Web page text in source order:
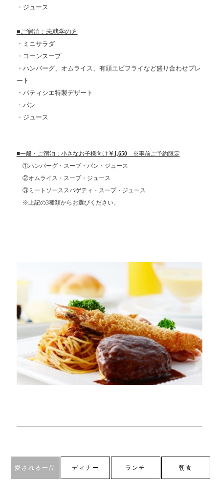
・ジュース
■ご宿泊：未就学の方
・ミニサラダ
・コーンスープ
・ハンバーグ、オムライス、有頭エビフライなど盛り合わせプレ
ート
・パティシエ特製デザート
・パン
・ジュース
■一般・ご宿泊：小さなお子様向け ￥1,650※事前ご予約限定
①ハンバーグ・スープ・パン・ジュース
②オムライス・スープ・ジュース
③ミートソーススパゲティ ・スープ・ジュース
※上記の3種類からお選びください。
愛される一品 ディナー ランチ 朝食